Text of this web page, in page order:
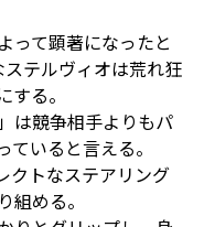
って顕著になったと
テルヴィオは荒れ狂
る。
は競争相手よりもパ
いると言える。
クトなステアリング
める。